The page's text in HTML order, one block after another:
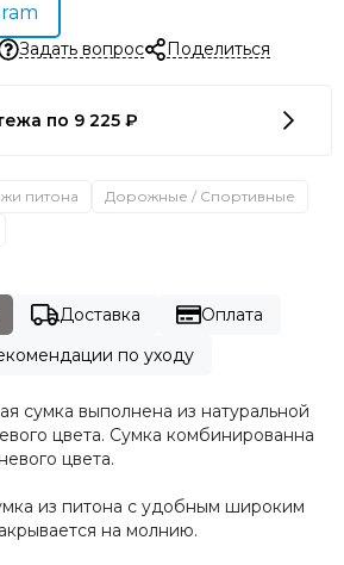
Задать вопрос Поделиться
по 9 225 ₽
питона
Дорожные / Спортивные
Доставка
Оплата
по уходу
сумка выполнена из натуральной
цвета. Сумка комбинированна
цвета.
из питона с удобным широким
на молнию.